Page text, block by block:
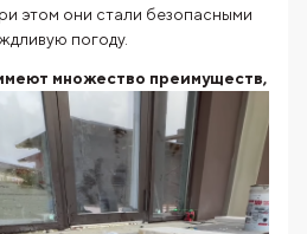
этом они стали безопасными
погоду.
множество преимуществ,